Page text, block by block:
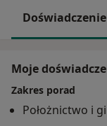
Doświadczenie
Moje
Zakres porad
Położnictwo i